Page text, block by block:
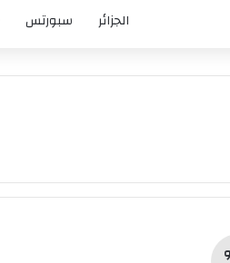
الجزائر سبورتس